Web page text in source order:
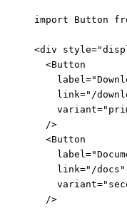
import Button
<div style="
<Button
label="
link=" /
variant="
/>
<Button
label="
link=" /docs "
variant="
/>